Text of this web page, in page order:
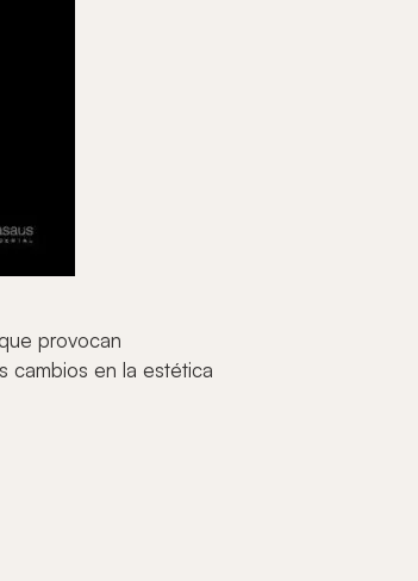
provocan
cambios en la estética